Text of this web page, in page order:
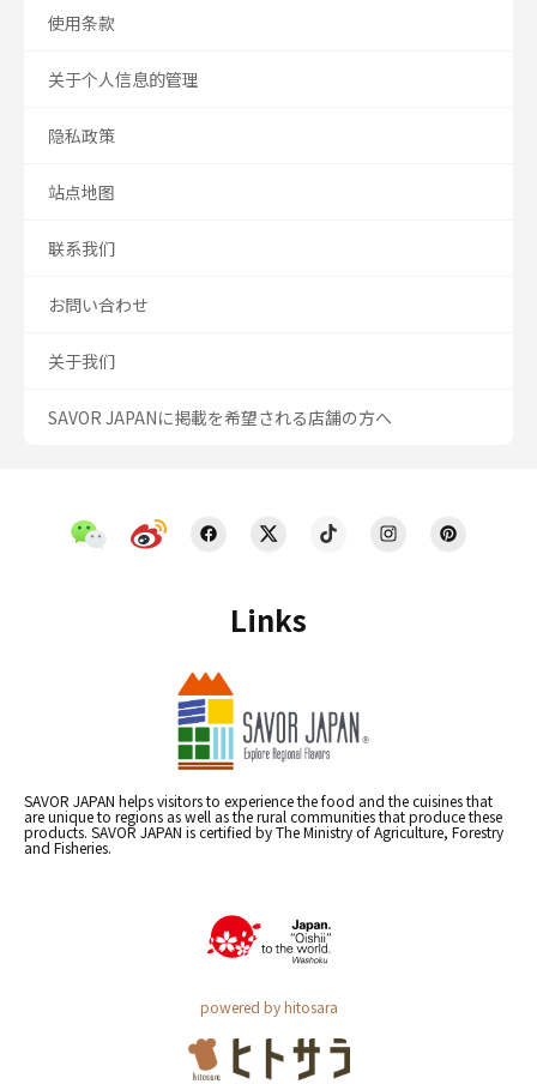
Links
SAVOR JAPAN helps visitors to experience the food and the cuisines that
are unique to regions as well as the rural communities that produce these
products. SAVOR JAPAN is certified by The Ministry of Agriculture, Forestry
and Fisheries.
powered by hitosara
使用条款
关于个人信息的管理
隐私政策
站点地图
联系我们
お問い合わせ
关于我们
SAVOR JAPANに掲載を希望される店舗の方へ